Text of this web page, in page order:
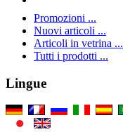
Promozioni ...
Nuovi articoli ...
Articoli in vetrina ...
Tutti i prodotti ...
Lingue